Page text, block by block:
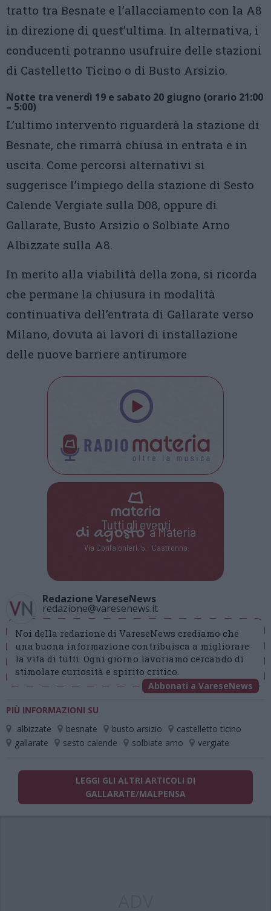
tratto tra Besnate e l’allacciamento con la A8
in direzione di quest’ultima. In alternativa, i
conducenti potranno usufruire delle stazioni
di Castelletto Ticino o di Busto Arsizio.
Notte tra venerdì 19 e sabato 20 giugno (orario 21:00
– 5:00)
L’ultimo intervento riguarderà la stazione di
Besnate, che rimarrà chiusa in entrata e in
uscita. Come percorsi alternativi si
suggerisce l’impiego della stazione di Sesto
Calende Vergiate sulla D08, oppure di
Gallarate, Busto Arsizio o Solbiate Arno
Albizzate sulla A8.
In merito alla viabilità della zona, si ricorda
che permane la chiusura in modalità
continuativa dell’entrata di Gallarate verso
Milano, dovuta ai lavori di installazione
delle nuove barriere antirumore
Tutti gli eventi
di agostoa Materia
Via Confalonieri, 5 - Castronno
Redazione VareseNews
redazione@varesenews.it
Noi della redazione di VareseNews crediamo che
una buona informazione contribuisca a migliorare
la vita di tutti. Ogni giorno lavoriamo cercando di
stimolare curiosità e spirito critico.
Abbonati a VareseNews
PIÙ INFORMAZIONI SU
albizzate
besnate busto arsizio
castelletto ticino
gallarate
sesto calende solbiate arno vergiate
LEGGI GLI ALTRI ARTICOLI DI
GALLARATE/MALPENSA